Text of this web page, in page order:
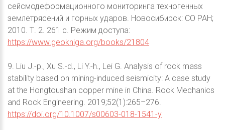
сейсмодеформационного мониторинга техногенных
землетрясений и горных ударов. Новосибирск: СО РАН;
2010. Т. 2. 261 с. Режим доступа:
https://www.geokniga.org/books/21804
9. Liu J.-p., Xu S.-d., Li Y.-h., Lei G. Analysis of rock mass
stability based on mining-induced seismicity: A case study
at the Hongtoushan copper mine in China. Rock Mechanics
and Rock Engineering. 2019;52(1):265–276.
https://doi.org/10.1007/s00603-018-1541-y